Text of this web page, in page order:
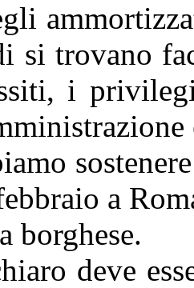
si trovano
i
a
borghese.
deve